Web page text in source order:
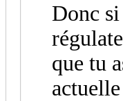
Donc
que tu